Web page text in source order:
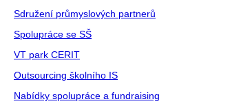
Sdružení průmyslových partnerů
Spolupráce se SŠ
VT park CERIT
Outsourcing školního IS
Nabídky spolupráce a fundraising